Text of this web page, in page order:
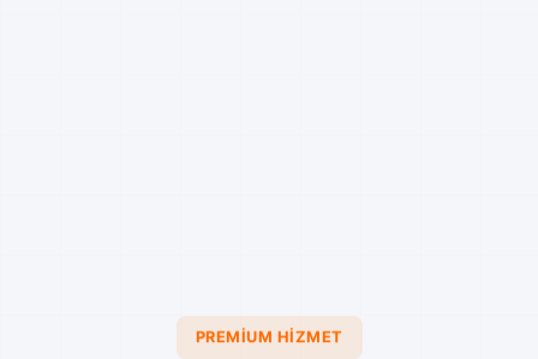
PREMIUM HIZMET